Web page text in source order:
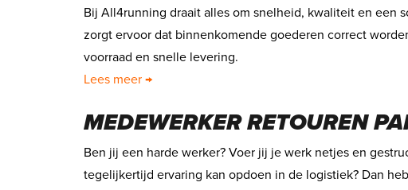
Bij All4running draait alles om snelheid, kwaliteit en een
zorgt ervoor dat binnenkomende goederen correct
voorraad en snelle levering.
Lees meer →
MEDEWERKER RETOUREN
Ben jij een harde werker? Voer jij je werk netjes en
tegelijkertijd ervaring kan opdoen in de logistiek? Dan